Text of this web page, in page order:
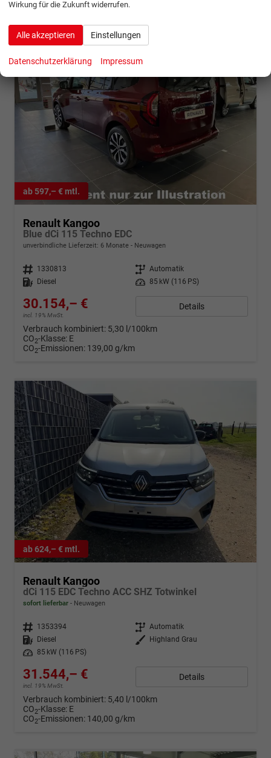
ab 597,– € mtl.
Renault Kangoo
Blue dCi 115 Techno EDC
unverbindliche Lieferzeit: 6 Monate Neuwagen
Fahrzeugnr. 1330813 Getriebe Automatik
Kraftstoff
Diesel Leistung 85 kW (116 PS)
30.154,– €
incl. 19% MwSt.
Details
Verbrauch kombiniert: 5,30 l/100km
CO2-Klasse: E
CO2-Emissionen: 139,00 g/km
ab 624,– € mtl.
Renault Kangoo
dCi 115 EDC Techno ACC SHZ Totwinkel
sofort lieferbar Neuwagen
Fahrzeugnr. 1353394 Getriebe Automatik
Kraftstoff
Diesel Außenfarbe
Highland Grau
Leistung
85 kW (116 PS)
31.544,– €
incl. 19% MwSt.
Details
Verbrauch kombiniert: 5,40 l/100km
CO2-Klasse: E
CO2-Emissionen: 140,00 g/km
Wirkung für die Zukunft widerrufen.
Alle akzeptieren Einstellungen
Datenschutzerklärung Impressum